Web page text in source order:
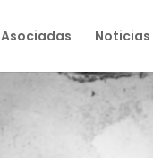
Asociadas Noticias